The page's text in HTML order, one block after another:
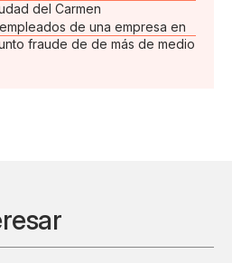
del Carmen
de una empresa en
fraude de de más de medio